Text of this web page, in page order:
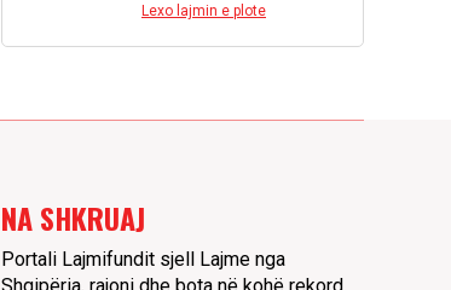
Lexo lajmin e plote
NA SHKRUAJ
Portali Lajmifundit sjell Lajme nga